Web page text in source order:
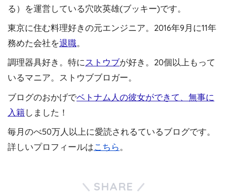
る）を運営している穴吹英雄(ブッキー)です。
東京に住む料理好きの元エンジニア。2016年9月に11年
務めた会社を退職。
調理器具好き。特にストウブが好き。20個以上もって
いるマニア。ストウブブロガー。
ブログのおかげでベトナム人の彼女ができて、無事に
入籍しました！
毎月のべ50万人以上に愛読されるているブログです。
詳しいプロフィールはこちら。
SHARE